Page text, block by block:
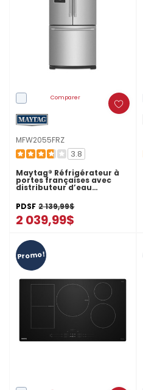
Comparer
MFW2055FRZ
3.8
Maytag® Réfrigérateur à
portes françaises avec
distributeur d’eau
MFW2055FRZ
PDSF 2 139,99$
2 039,99$
Promo!